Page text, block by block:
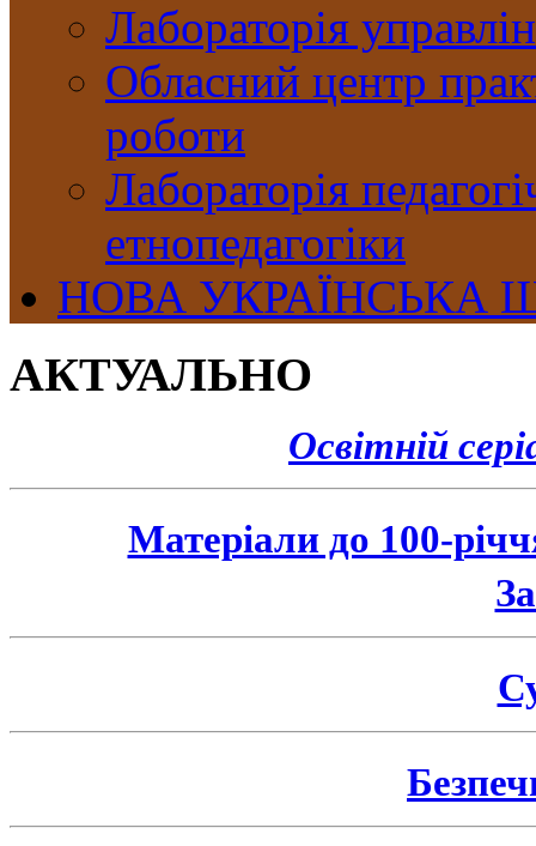
Лабораторія
Обласний центр
роботи
Лабораторія
етнопедагогіки
НОВА УКРАЇНСЬКА
АКТУАЛЬНО
Освітній
Матеріали до 100-